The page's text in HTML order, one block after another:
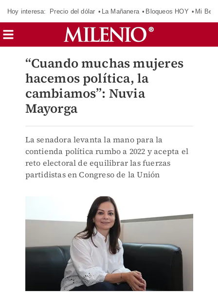
Hoy interesa: Precio del dólar La Mañanera Bloqueos HOY Mi
“Cuando muchas mujeres
hacemos política, la
cambiamos”: Nuvia
Mayorga
La senadora levanta la mano para la
contienda política rumbo a 2022 y acepta el
reto electoral de equilibrar las fuerzas
partidistas en Congreso de la Unión